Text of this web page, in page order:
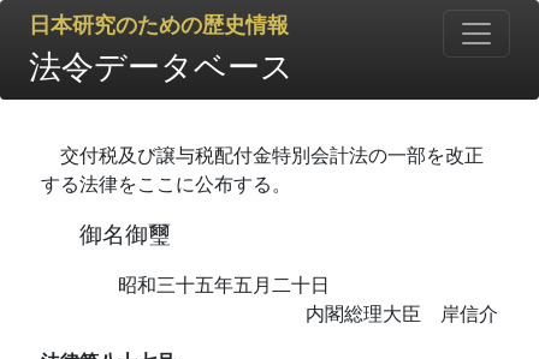
日本研究のための歴史情報
法令データベース
交付税及び譲与税配付金特別会計法の一部を改正
する法律をここに公布する。
御名御璽
昭和三十五年五月二十日
内閣総理大臣 岸信介